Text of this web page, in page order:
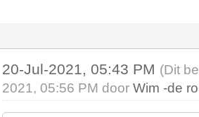
20-Jul-2021, 05:43 PM (Dit
2021, 05:56 PM doorWim -de